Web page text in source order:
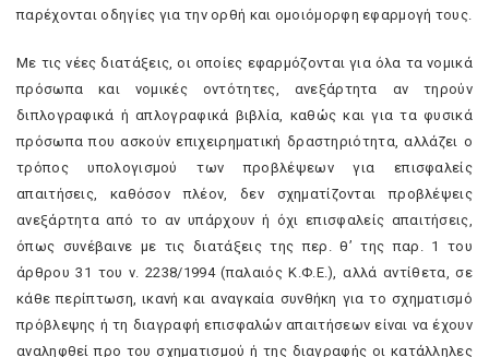
παρέχονται οδηγίες για την ορθή και ομοιόμορφη εφαρμογή τους.
Με τις νέες διατάξεις, οι οποίες εφαρμόζονται για όλα τα νομικά
πρόσωπα και νομικές οντότητες, ανεξάρτητα αν τηρούν
διπλογραφικά ή απλογραφικά βιβλία, καθώς και για τα φυσικά
πρόσωπα που ασκούν επιχειρηματική δραστηριότητα, αλλάζει ο
τρόπος υπολογισμού των προβλέψεων για επισφαλείς
απαιτήσεις, καθόσον πλέον, δεν σχηματίζονται προβλέψεις
ανεξάρτητα από το αν υπάρχουν ή όχι επισφαλείς απαιτήσεις,
όπως συνέβαινε με τις διατάξεις της περ. θ’ της παρ. 1 του
άρθρου 31 του ν. 2238/1994 (παλαιός Κ.Φ.Ε.), αλλά αντίθετα, σε
κάθε περίπτωση, ικανή και αναγκαία συνθήκη για το σχηματισμό
πρόβλεψης ή τη διαγραφή επισφαλών απαιτήσεων είναι να έχουν
αναληφθεί προ του σχηματισμού ή της διαγραφής οι κατάλληλες